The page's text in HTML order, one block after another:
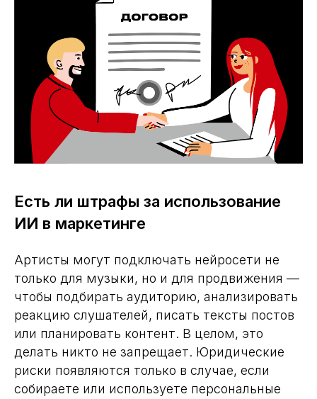
Есть ли штрафы за использование
ИИ в маркетинге
Артисты могут подключать нейросети не
только для музыки, но и для продвижения —
чтобы подбирать аудиторию, анализировать
реакцию слушателей, писать тексты постов
или планировать контент. В целом, это
делать никто не запрещает. Юридические
риски появляются только в случае, если
собираете или используете персональные